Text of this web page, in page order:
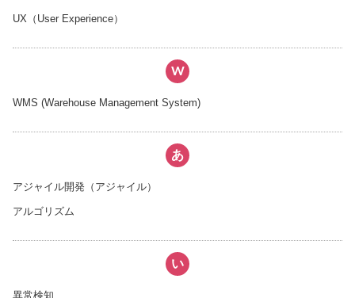
UX（User Experience）
W
WMS (Warehouse Management System)
あ
アジャイル開発（アジャイル）
アルゴリズム
い
異常検知